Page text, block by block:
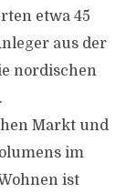
etwa 45
aus der
nordischen
Markt und
im
ist